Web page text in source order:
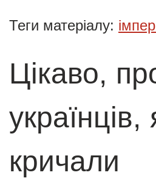
Теги матеріалу:
Цікаво,